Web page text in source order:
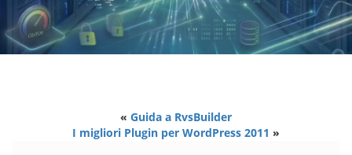
« Guida a RvsBuilder
I migliori Plugin per WordPress 2011 »